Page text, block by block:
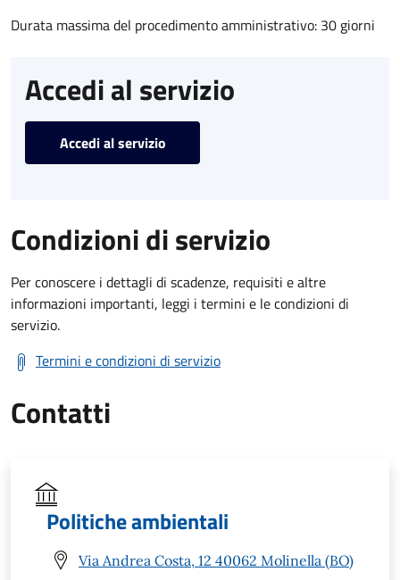
Durata massima del procedimento amministrativo: 30 giorni
Accedi al servizio
Accedi al servizio
Condizioni di servizio
Per conoscere i dettagli di scadenze, requisiti e altre
informazioni importanti, leggi i termini e le condizioni di
servizio.
Termini e condizioni di servizio
Contatti
Politiche ambientali
Via Andrea Costa, 12 40062 Molinella (BO)